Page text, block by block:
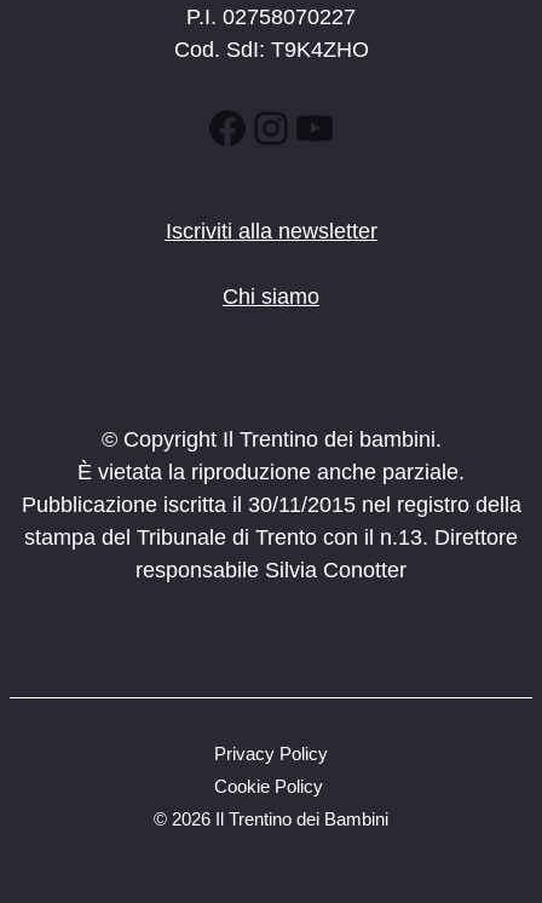
P.I. 02758070227
Cod. SdI: T9K4ZHO
Facebook
Instagram
YouTube
Iscriviti alla newsletter
Chi siamo
© Copyright Il Trentino dei bambini.
È vietata la riproduzione anche parziale.
Pubblicazione iscritta il 30/11/2015 nel registro della
stampa del Tribunale di Trento con il n.13. Direttore
responsabile Silvia Conotter
© 2026 Il Trentino dei Bambini
Privacy Policy
Cookie Policy